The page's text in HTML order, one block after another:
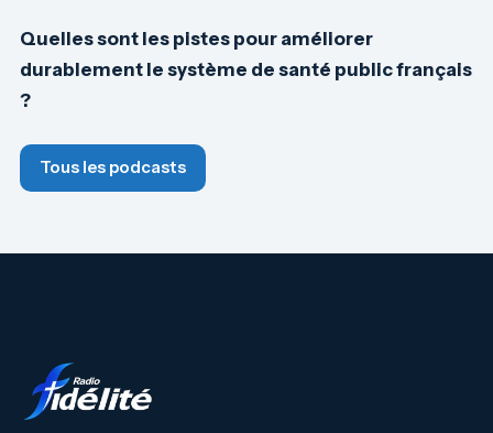
Quelles sont les pistes pour améliorer
durablement le système de santé public français
?
Tous les podcasts